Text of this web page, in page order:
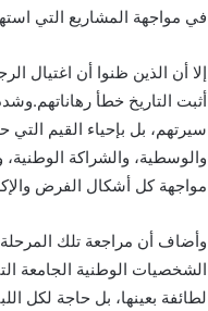
في مواجهة المشاريع التي
إلا أن الذين ظنوا أن اغتيال
أثبت التاريخ خطأ
سيرتهم، بل بإحياء القيم
والوسطية، والشراكة الوطنية،
مواجهة كل أشكال الفرض
وأضاف أن مراجعة تلك
الشخصيات الوطنية الجامعة
لطائفة بعينها، بل حاجة لكل